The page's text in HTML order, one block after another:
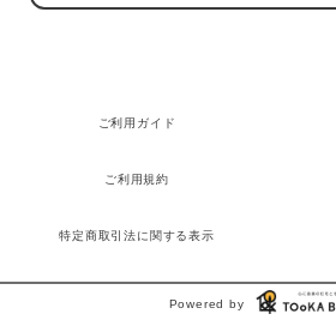
ご利用ガイド
ご利用規約
特定商取引法に関する表示
Powered by